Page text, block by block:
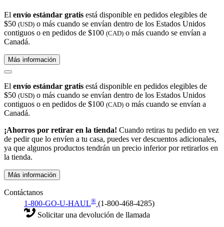
El envío estándar gratis está disponible en pedidos elegibles de
$50 (USD) o más cuando se envían dentro de los Estados Unidos
contiguos o en pedidos de $100 (CAD) o más cuando se envían a
Canadá.
Más información
El envío estándar gratis está disponible en pedidos elegibles de
$50 (USD) o más cuando se envían dentro de los Estados Unidos
contiguos o en pedidos de $100 (CAD) o más cuando se envían a
Canadá.
¡Ahorros por retirar en la tienda! Cuando retiras tu pedido en vez
de pedir que lo envíen a tu casa, puedes ver descuentos adicionales,
ya que algunos productos tendrán un precio inferior por retirarlos en
la tienda.
Más información
Contáctanos
1-800-GO-U-HAUL® (1-800-468-4285)
Solicitar una devolución de llamada